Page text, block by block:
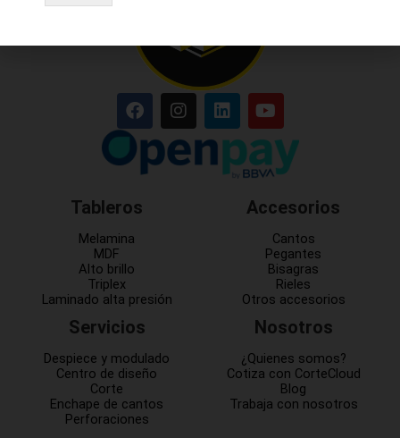
Tableros
Melamina
MDF
Alto brillo
Triplex
Laminado alta presión
Servicios
Despiece y modulado
Centro de diseño
Corte
Enchape de cantos
Perforaciones
Accesorios
Cantos
Pegantes
Bisagras
Rieles
Otros accesorios
Nosotros
¿Quienes somos?
Cotiza con CorteCloud
Blog
Trabaja con nosotros